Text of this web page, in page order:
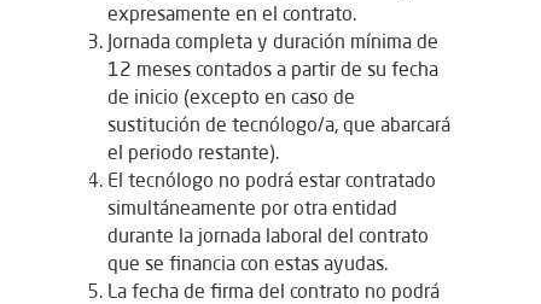
expresamente en el contrato.
Jornada completa y duración mínima de
12 meses contados a partir de su fecha
de inicio (excepto en caso de
sustitución de tecnólogo/a, que abarcará
el periodo restante).
El tecnólogo no podrá estar contratado
simultáneamente por otra entidad
durante la jornada laboral del contrato
que se financia con estas ayudas.
La fecha de firma del contrato no podrá